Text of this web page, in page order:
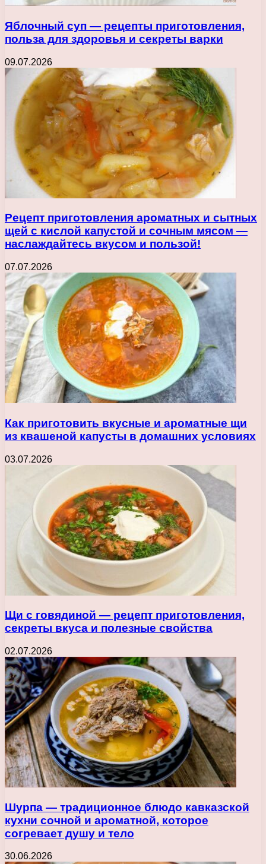
Яблочный суп — рецепты приготовления,
польза для здоровья и секреты варки
09.07.2026
Рецепт приготовления ароматных и сытных
щей с кислой капустой и сочным мясом —
наслаждайтесь вкусом и пользой!
07.07.2026
Как приготовить вкусные и ароматные щи
из квашеной капусты в домашних условиях
03.07.2026
Щи с говядиной — рецепт приготовления,
секреты вкуса и полезные свойства
02.07.2026
Шурпа — традиционное блюдо кавказской
кухни сочной и ароматной, которое
согревает душу и тело
30.06.2026